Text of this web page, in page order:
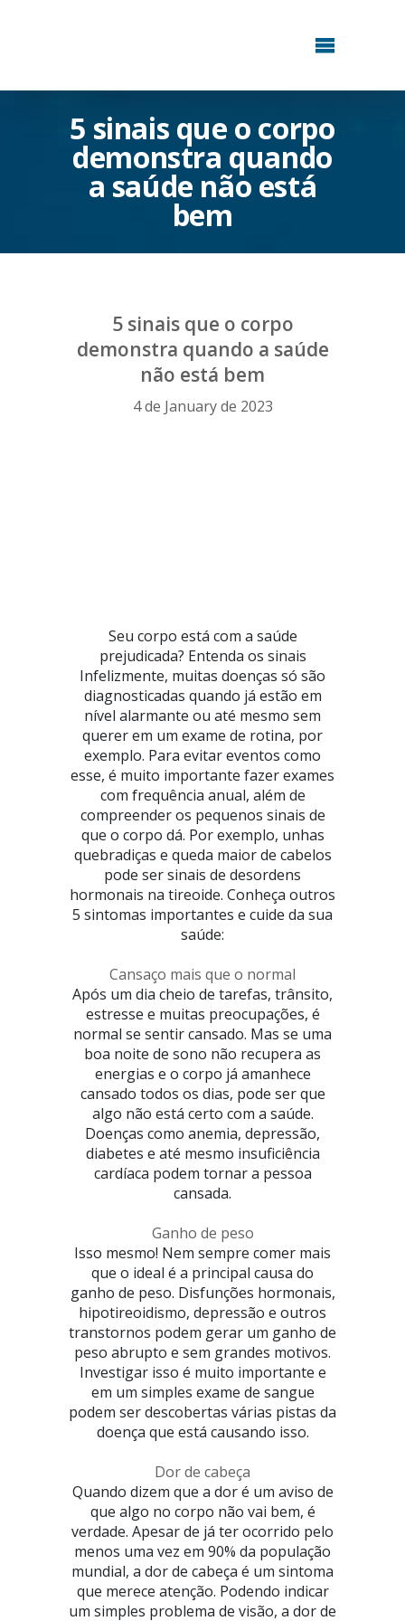
5 sinais que o corpo
demonstra quando
a saúde não está
bem
5 sinais que o corpo
demonstra quando a saúde
não está bem
4 de January de 2023
Seu corpo está com a saúde
prejudicada? Entenda os sinais
Infelizmente, muitas doenças só são
diagnosticadas quando já estão em
nível alarmante ou até mesmo sem
querer em um exame de rotina, por
exemplo. Para evitar eventos como
esse, é muito importante fazer exames
com frequência anual, além de
compreender os pequenos sinais de
que o corpo dá. Por exemplo, unhas
quebradiças e queda maior de cabelos
pode ser sinais de desordens
hormonais na tireoide. Conheça outros
5 sintomas importantes e cuide da sua
saúde:
Cansaço mais que o normal
Após um dia cheio de tarefas, trânsito,
estresse e muitas preocupações, é
normal se sentir cansado. Mas se uma
boa noite de sono não recupera as
energias e o corpo já amanhece
cansado todos os dias, pode ser que
algo não está certo com a saúde.
Doenças como anemia, depressão,
diabetes e até mesmo insuficiência
cardíaca podem tornar a pessoa
cansada.
Ganho de peso
Isso mesmo! Nem sempre comer mais
que o ideal é a principal causa do
ganho de peso. Disfunções hormonais,
hipotireoidismo, depressão e outros
transtornos podem gerar um ganho de
peso abrupto e sem grandes motivos.
Investigar isso é muito importante e
em um simples exame de sangue
podem ser descobertas várias pistas da
doença que está causando isso.
Dor de cabeça
Quando dizem que a dor é um aviso de
que algo no corpo não vai bem, é
verdade. Apesar de já ter ocorrido pelo
menos uma vez em 90% da população
mundial, a dor de cabeça é um sintoma
que merece atenção. Podendo indicar
um simples problema de visão, a dor de